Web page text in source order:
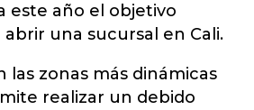
este año el objetivo
una sucursal en Cali.
las zonas más dinámicas
realizar un debido